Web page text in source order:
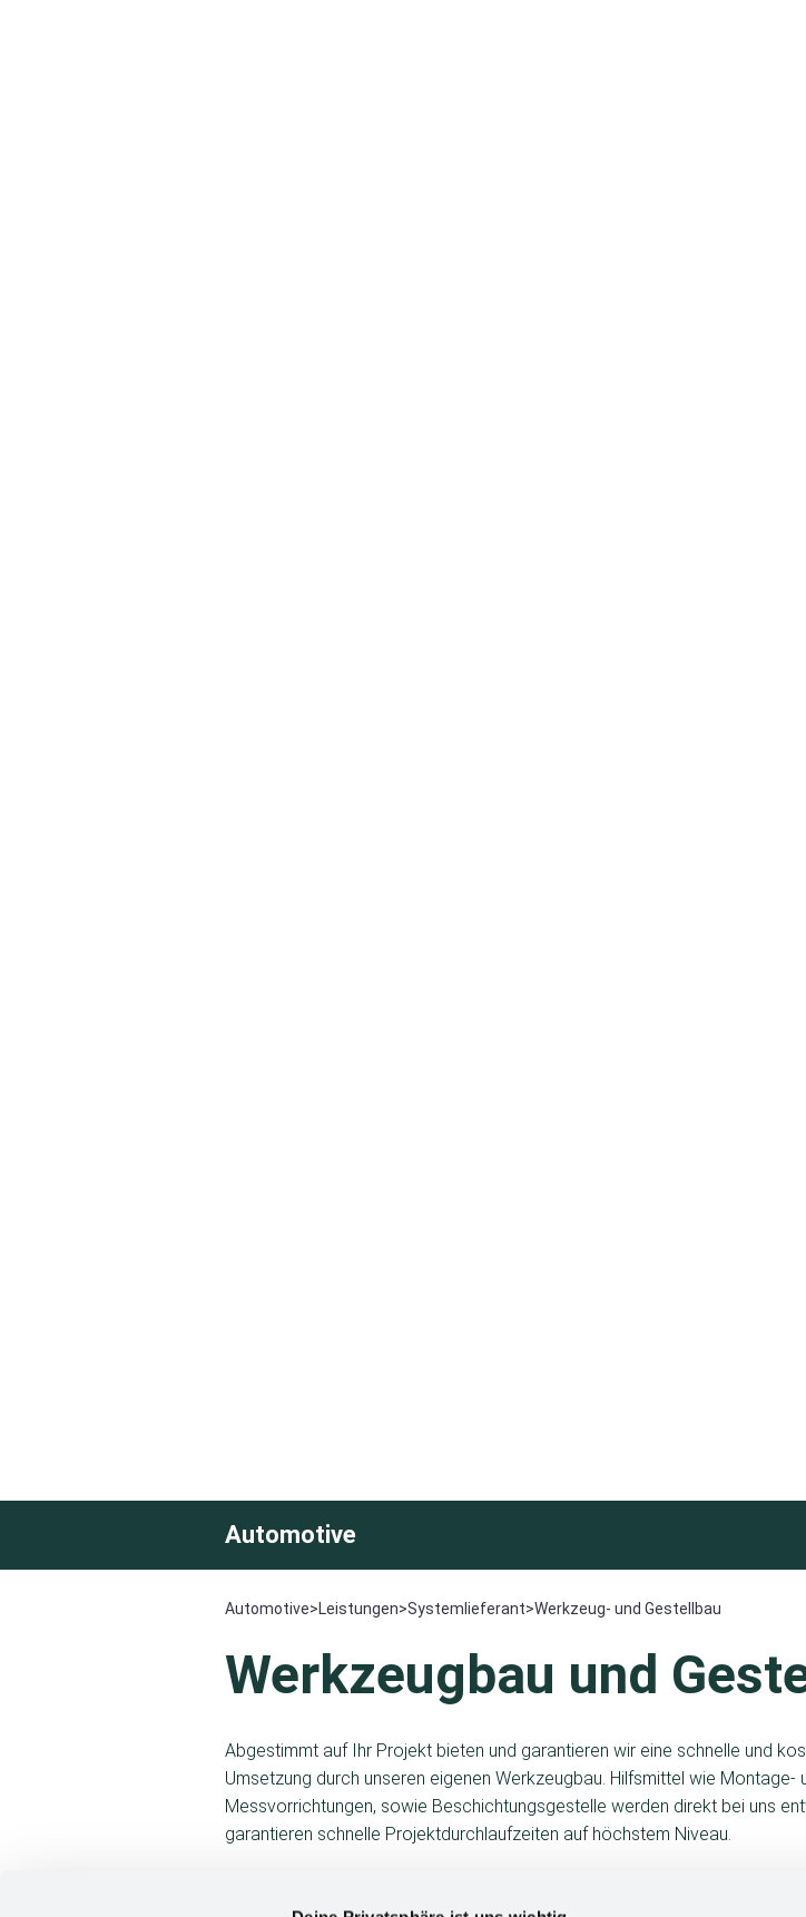
Automotive
Automotive>Leistungen>Systemlieferant>Werkzeug- und Gestellbau
Werkzeugbau und
Abgestimmt auf Ihr Projekt bieten und garantieren wir eine schnelle und
Umsetzung durch unseren eigenen Werkzeugbau. Hilfsmittel wie Montage-
Messvorrichtungen, sowie Beschichtungsgestelle werden direkt bei uns
garantieren schnelle Projektdurchlaufzeiten auf höchstem Niveau.